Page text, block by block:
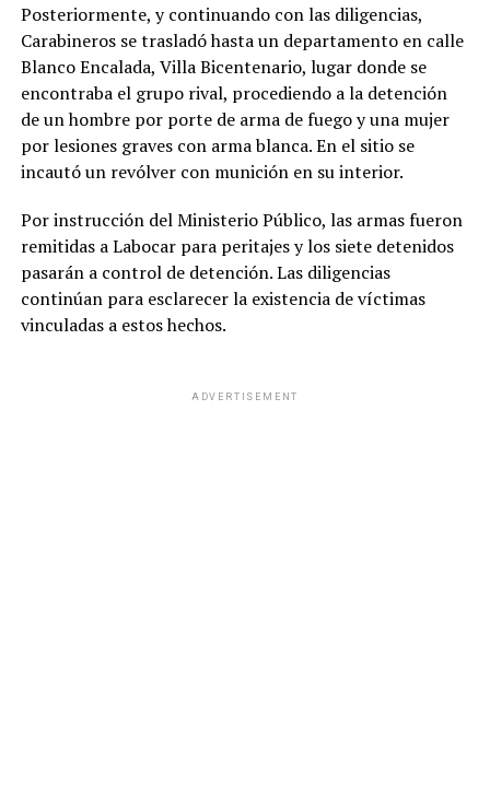
Posteriormente, y continuando con las diligencias,
Carabineros se trasladó hasta un departamento en calle
Blanco Encalada, Villa Bicentenario, lugar donde se
encontraba el grupo rival, procediendo a la detención
de un hombre por porte de arma de fuego y una mujer
por lesiones graves con arma blanca. En el sitio se
incautó un revólver con munición en su interior.
Por instrucción del Ministerio Público, las armas fueron
remitidas a Labocar para peritajes y los siete detenidos
pasarán a control de detención. Las diligencias
continúan para esclarecer la existencia de víctimas
vinculadas a estos hechos.
ADVERTISEMENT